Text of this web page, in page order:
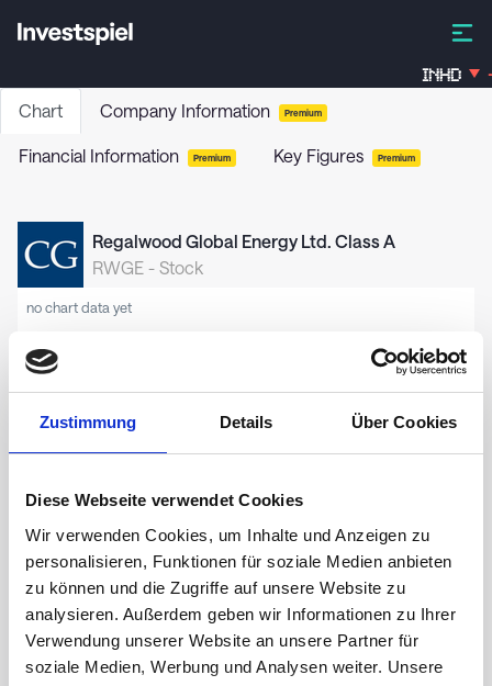
Zustimmung Details Über Cookies
Diese Webseite verwendet Cookies
Wir verwenden Cookies, um Inhalte und Anzeigen zu
personalisieren, Funktionen für soziale Medien anbieten
zu können und die Zugriffe auf unsere Website zu
analysieren. Außerdem geben wir Informationen zu Ihrer
Verwendung unserer Website an unsere Partner für
soziale Medien, Werbung und Analysen weiter. Unsere
INHD
Chart Company Information Premium
Financial Information Premium Key Figures Premium
Regalwood Global Energy Ltd. Class A
RWGE - Stock
no chart data yet